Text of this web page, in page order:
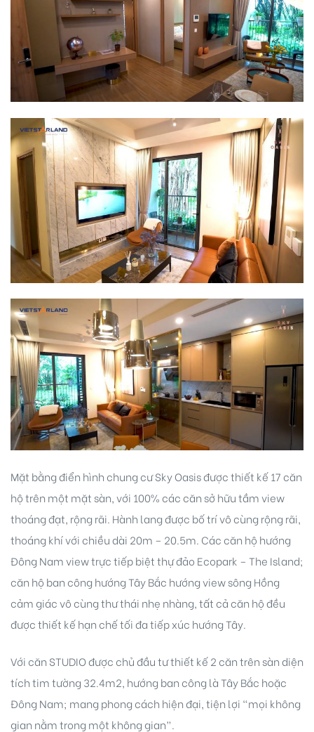
Mặt bằng điển hình chung cư Sky Oasis được thiết kế 17 căn
hộ trên một mặt sàn, với 100% các căn sở hữu tầm view
thoáng đạt, rộng rãi. Hành lang được bố trí vô cùng rộng rãi,
thoáng khí với chiều dài 20m – 20.5m. Các căn hộ hướng
Đông Nam view trực tiếp biệt thự đảo Ecopark – The Island;
căn hộ ban công hướng Tây Bắc hướng view sông Hồng
cảm giác vô cùng thư thái nhẹ nhàng, tất cả căn hộ đều
được thiết kế hạn chế tối đa tiếp xúc hướng Tây.
Với căn STUDIO được chủ đầu tư thiết kế 2 căn trên sàn diện
tích tim tường 32.4m2, hướng ban công là Tây Bắc hoặc
Đông Nam; mang phong cách hiện đại, tiện lợi “mọi không
gian nằm trong một không gian”.